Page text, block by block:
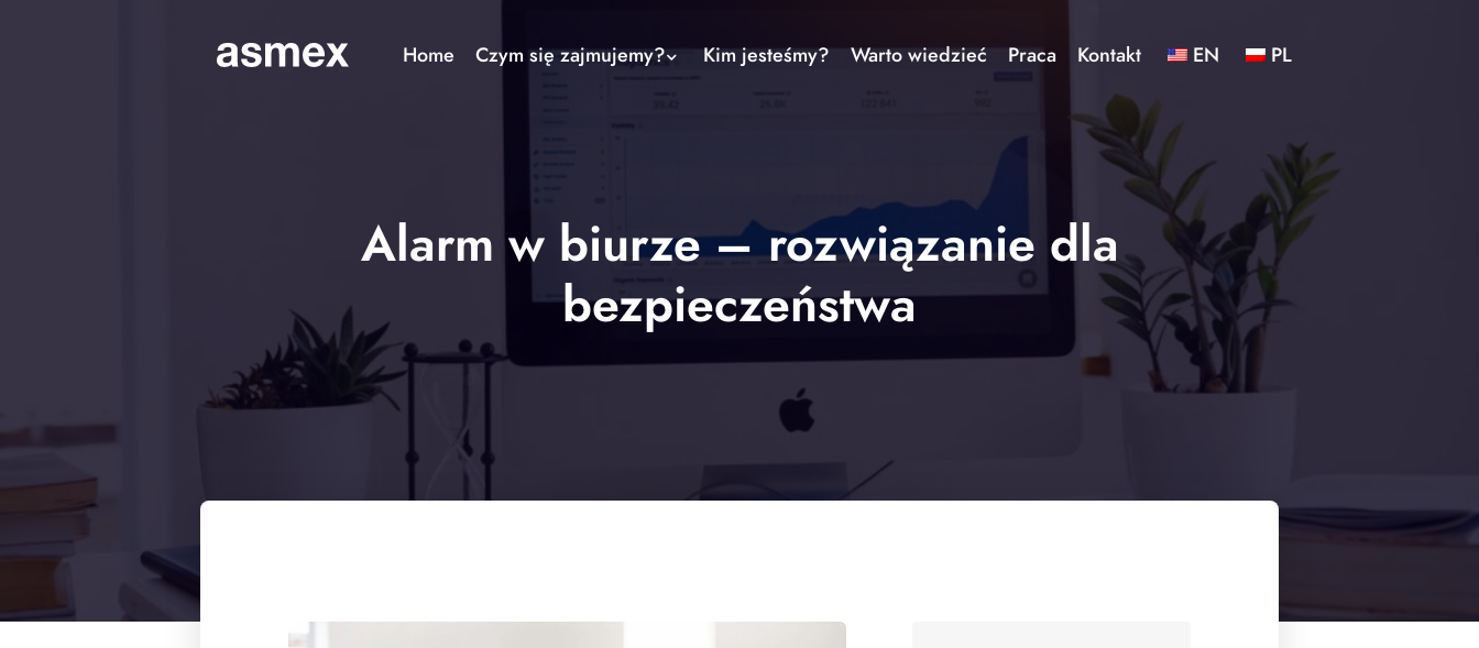
Home Czym się zajmujemy? Kim jesteśmy? Warto wiedzieć Praca Kontakt EN PL
Alarm w biurze – rozwiązanie dla
bezpieczeństwa